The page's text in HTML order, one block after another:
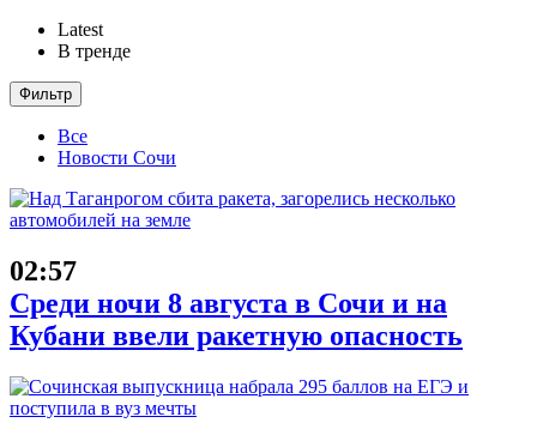
Latest
В тренде
Фильтр
Все
Новости Сочи
02:57
Среди ночи 8 августа в Сочи и на
Кубани ввели ракетную опасность